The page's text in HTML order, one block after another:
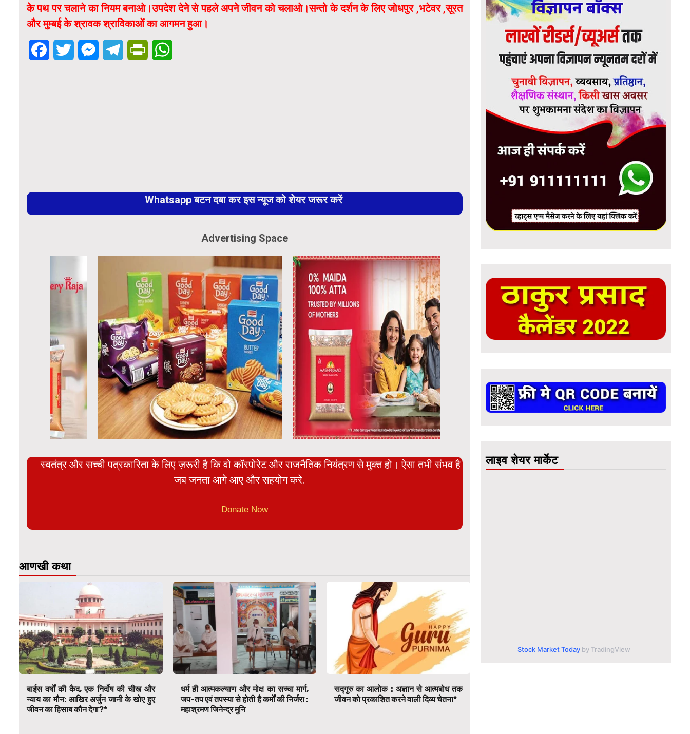
के पथ पर चलाने का नियम बनाओ।उपदेश देने से पहले अपने जीवन को चलाओ।सन्तो के दर्शन के लिए जोधपुर ,भटेवर ,सूरत
और मुम्बई के श्रावक श्राविकाओं का आगमन हुआ।
FacebookTwitter MessengerTelegramPrintFriendly
Whatsapp बटन दबा कर इस न्यूज को शेयर जरूर करें
Advertising Space
स्वतंत्र और सच्ची पत्रकारिता के लिए ज़रूरी है कि वो कॉरपोरेट और राजनैतिक नियंत्रण से मुक्त हो। ऐसा तभी संभव है
जब जनता आगे आए और सहयोग करे.
Donate Now
आणखी कथा
बाईस वर्षों की कैद, एक निर्दोष की चीख और
न्याय का मौन: आखिर अर्जुन जानी के खोए हुए
जीवन का हिसाब कौन देगा?*
धर्म ही आत्मकल्याण और मोक्ष का सच्चा मार्ग,
जप-तप एवं तपस्या से होती है कर्मों की निर्जरा :
महाश्रमण जिनेन्द्र मुनि
सद्गुरु का आलोक : अज्ञान से आत्मबोध तक
जीवन को प्रकाशित करने वाली दिव्य चेतना*
लाइव शेयर मार्केट
Stock Market Today by TradingView